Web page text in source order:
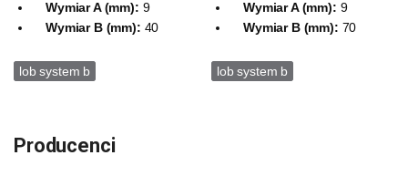
Wymiar A (mm): 9
Wymiar B (mm): 40
lob system b
Wymiar A (mm): 9
Wymiar B (mm): 70
lob system b
Producenci